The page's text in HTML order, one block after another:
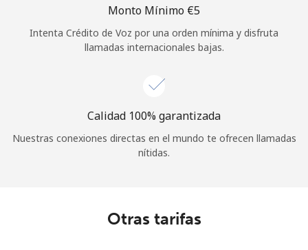
Monto Mínimo ⁦€5⁩
Intenta Crédito de Voz por una orden mínima y disfruta
llamadas internacionales bajas.
Calidad 100% garantizada
Nuestras conexiones directas en el mundo te ofrecen llamadas
nítidas.
Otras tarifas